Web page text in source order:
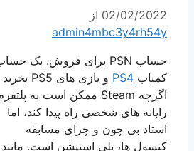
02/02/2022 از
admin4mbc3y4rh54y
حساب PSN برای فروش. یک حساب
کمیابPS4و بازی های PS5 بخرید
اگرچه Steam ممکن است به پلتفرم
رایانه های شخصی راه پیدا کند، اما
استاد بی چون و چرای مسابقه
کنسول ها، پلی استیشن است. مانند